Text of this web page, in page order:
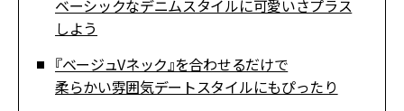
ベーシックなデニムスタイルに可愛いさプラス
しよう
『ベージュVネック』を合わせるだけで
柔らかい雰囲気デートスタイルにもぴったり